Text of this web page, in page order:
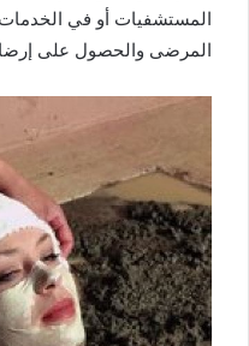
المستشفيات أو في
المرضى والحصول على